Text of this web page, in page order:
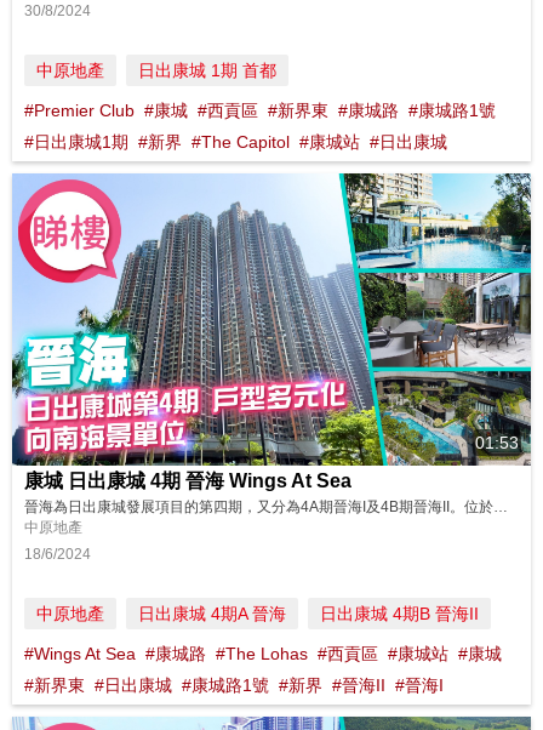
30/8/2024
中原地產 日出康城 1期 首都
#Premier Club #康城 #西貢區 #新界東 #康城路 #康城路1號
#日出康城1期 #新界 #The Capitol #康城站 #日出康城
01:53
康城 日出康城 4期 晉海 Wings At Sea
中原地產
18/6/2024
中原地產 日出康城 4期A 晉海 日出康城 4期B 晉海II
#Wings At Sea #康城路 #The Lohas #西貢區 #康城站 #康城
#新界東 #日出康城 #康城路1號 #新界 #晉海II #晉海I